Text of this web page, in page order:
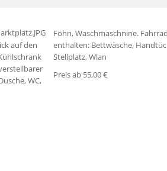
auf den
WC,
Fahrrad
Stellplatz, Wlan
Preis ab 55,00 €